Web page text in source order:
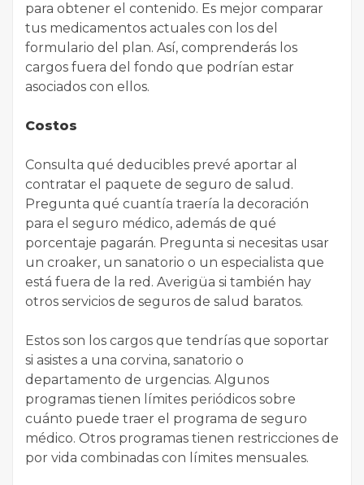
para obtener el contenido. Es mejor comparar
tus medicamentos actuales con los del
formulario del plan. Así, comprenderás los
cargos fuera del fondo que podrían estar
asociados con ellos.
Costos
Consulta qué deducibles prevé aportar al
contratar el paquete de seguro de salud.
Pregunta qué cuantía traería la decoración
para el seguro médico, además de qué
porcentaje pagarán. Pregunta si necesitas usar
un croaker, un sanatorio o un especialista que
está fuera de la red. Averigüa si también hay
otros servicios de seguros de salud baratos.
Estos son los cargos que tendrías que soportar
si asistes a una corvina, sanatorio o
departamento de urgencias. Algunos
programas tienen límites periódicos sobre
cuánto puede traer el programa de seguro
médico. Otros programas tienen restricciones de
por vida combinadas con límites mensuales.